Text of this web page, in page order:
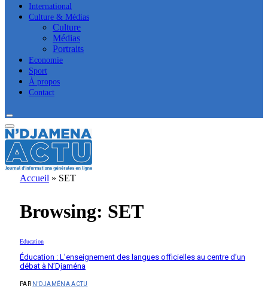
International
Culture & Médias
Culture
Médias
Portraits
Economie
Sport
À propos
Contact
Accueil » SET
Browsing: SET
Education
Éducation : L’enseignement des langues officielles au centre d’un
débat à N’Djaména
PAR N'DJAMÉNA ACTU